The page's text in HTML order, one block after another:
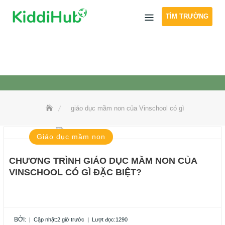
TÌM TRƯỜNG
giáo dục mầm non của Vinschool có gì
Giáo dục mầm non
CHƯƠNG TRÌNH GIÁO DỤC MẦM NON CỦA
VINSCHOOL CÓ GÌ ĐẶC BIỆT?
BỞI: | Cập nhật:2 giờ trước | Lượt đọc:1290